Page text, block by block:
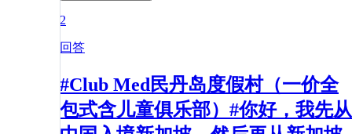
2
回答
#Club Med民丹岛度假村（一价全
包式含儿童俱乐部）#你好，我先从